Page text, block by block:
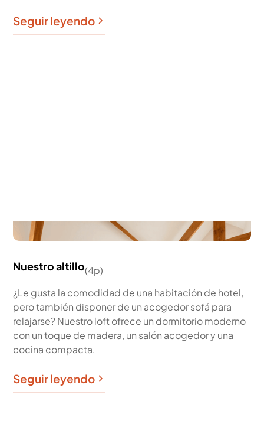
Seguir leyendo
Nuestro altillo(4p)
¿Le gusta la comodidad de una habitación de hotel,
pero también disponer de un acogedor sofá para
relajarse? Nuestro loft ofrece un dormitorio moderno
con un toque de madera, un salón acogedor y una
cocina compacta.
Seguir leyendo